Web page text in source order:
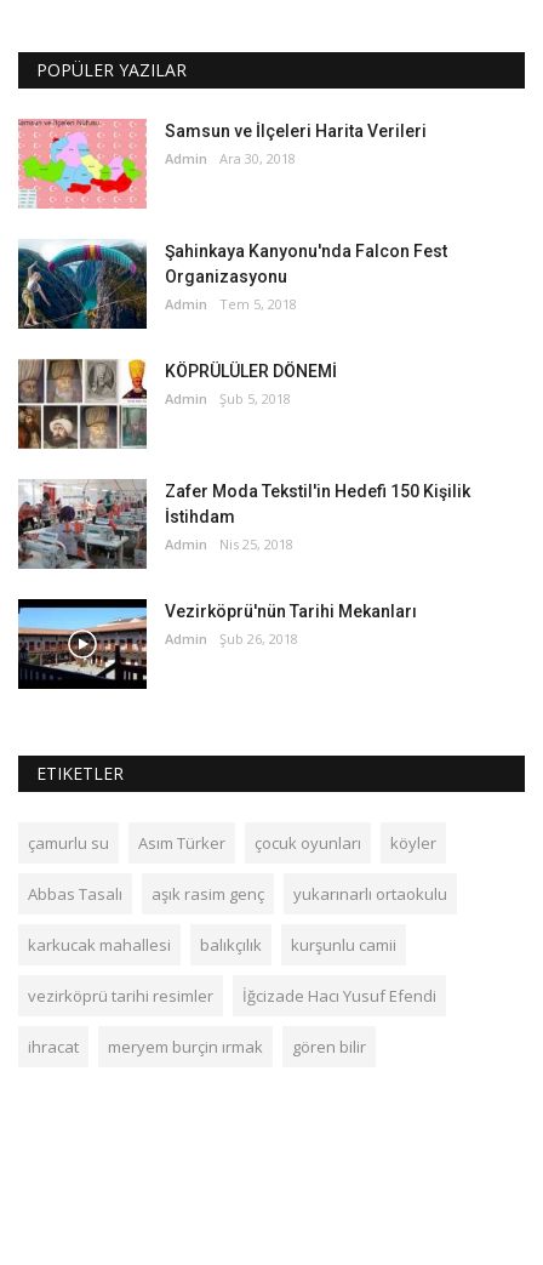
POPÜLER YAZILAR
Samsun ve İlçeleri Harita Verileri
Admin Ara 30, 2018
Şahinkaya Kanyonu'nda Falcon Fest
Organizasyonu
Admin Tem 5, 2018
KÖPRÜLÜLER DÖNEMİ
Admin Şub 5, 2018
Zafer Moda Tekstil'in Hedefi 150 Kişilik
İstihdam
Admin Nis 25, 2018
Vezirköprü'nün Tarihi Mekanları
Admin Şub 26, 2018
ETIKETLER
çamurlu su Asım Türker çocuk oyunları köyler
Abbas Tasalı aşık rasim genç yukarınarlı ortaokulu
karkucak mahallesi balıkçılık kurşunlu camii
vezirköprü tarihi resimler İğcizade Hacı Yusuf Efendi
ihracat meryem burçin ırmak gören bilir